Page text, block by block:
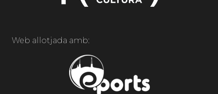
Web allotjada amb: